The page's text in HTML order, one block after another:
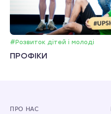
#Розвиток дітей і молоді
ПРОФІКИ
ПРО НАС